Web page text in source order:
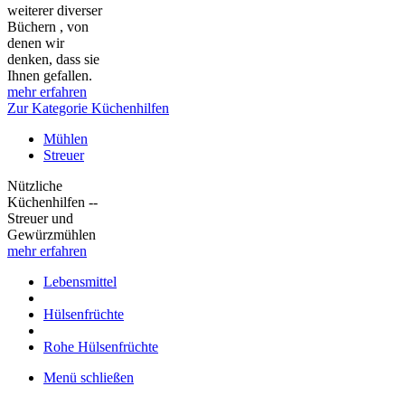
weiterer diverser
Büchern , von
denen wir
denken, dass sie
Ihnen gefallen.
mehr erfahren
Zur Kategorie Küchenhilfen
Mühlen
Streuer
Nützliche
Küchenhilfen --
Streuer und
Gewürzmühlen
mehr erfahren
Lebensmittel
Hülsenfrüchte
Rohe Hülsenfrüchte
Menü schließen